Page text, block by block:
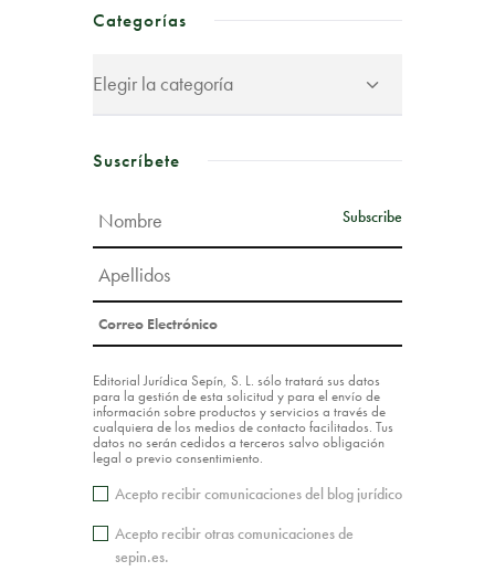
Categorías
Suscríbete
Editorial Jurídica Sepín, S. L. sólo tratará sus datos
para la gestión de esta solicitud y para el envío de
información sobre productos y servicios a través de
cualquiera de los medios de contacto facilitados. Tus
datos no serán cedidos a terceros salvo obligación
legal o previo consentimiento.
Acepto recibir comunicaciones del blog jurídico
Acepto recibir otras comunicaciones de
sepin.es.